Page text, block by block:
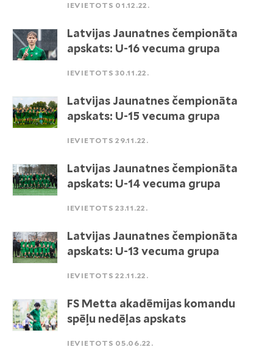
IEVIETOTS 01.12.22.
Latvijas Jaunatnes čempionāta
apskats: U-16 vecuma grupa
IEVIETOTS 30.11.22.
Latvijas Jaunatnes čempionāta
apskats: U-15 vecuma grupa
IEVIETOTS 29.11.22.
Latvijas Jaunatnes čempionāta
apskats: U-14 vecuma grupa
IEVIETOTS 23.11.22.
Latvijas Jaunatnes čempionāta
apskats: U-13 vecuma grupa
IEVIETOTS 22.11.22.
FS Metta akadēmijas komandu
spēļu nedēļas apskats
IEVIETOTS 05.06.22.